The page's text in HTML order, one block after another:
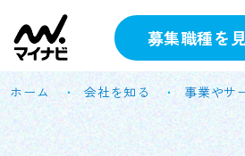
募集職種を
ホーム 会社を知る 事業やサ